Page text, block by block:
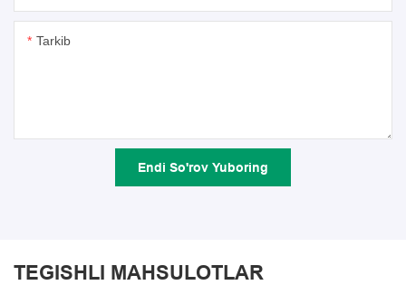
Tarkib
Endi So'rov Yuboring
TEGISHLI MAHSULOTLAR